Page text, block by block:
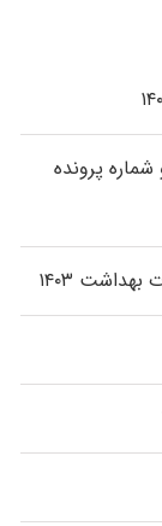
پرونده
۱۴۰۳